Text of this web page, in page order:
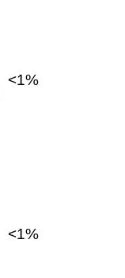
<1%
<1%